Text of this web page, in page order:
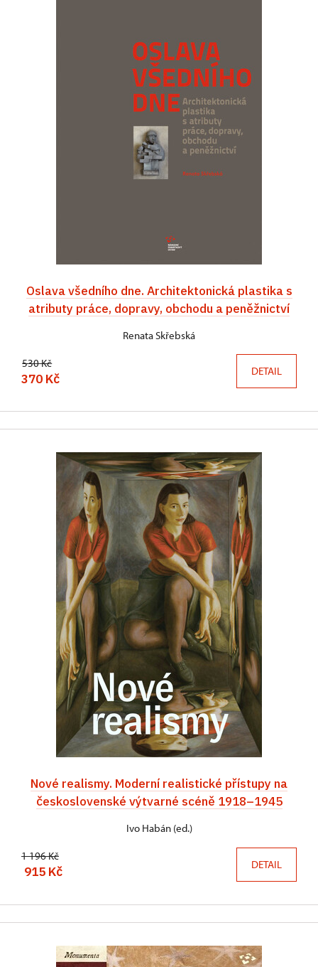
Oslava všedního dne. Architektonická plastika s
atributy práce, dopravy, obchodu a peněžnictví
Renata Skřebská
530 Kč
370 Kč DETAIL
Nové realismy. Moderní realistické přístupy na
československé výtvarné scéně 1918–1945
Ivo Habán (ed.)
1 196 Kč
915 Kč DETAIL